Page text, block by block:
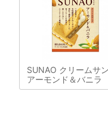
SUNAO クリームサ
アーモンド＆バニラ